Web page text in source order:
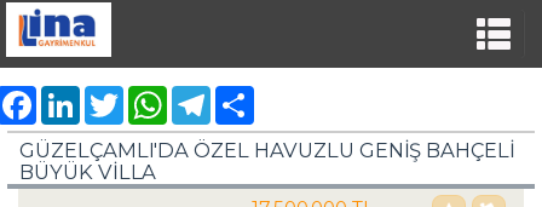
FacebookLinkedInTwitter WhatsAppTelegram
GÜZELÇAMLI'DA ÖZEL HAVUZLU GENİŞ BAHÇELİ
BÜYÜK VİLLA